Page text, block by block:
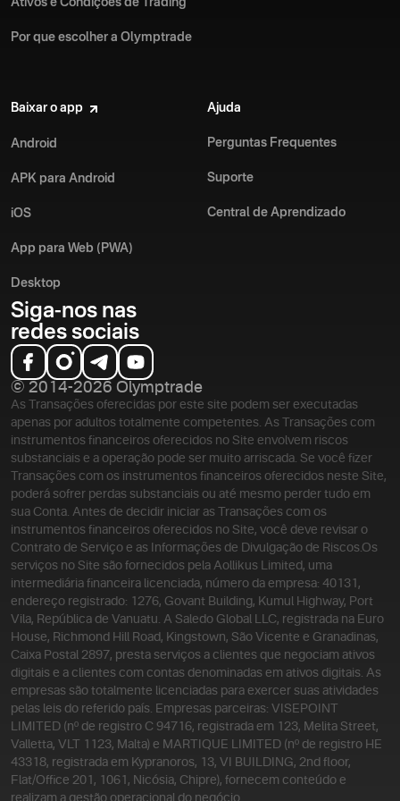
Ativos e Condições de Trading
Por que escolher a Olymptrade
Baixar o app
Android
APK para Android
iOS
App para Web (PWA)
Desktop
Ajuda
Perguntas Frequentes
Suporte
Central de Aprendizado
Siga-nos nas
redes sociais
© 2014-2026 Olymptrade
As Transações oferecidas por este site podem ser executadas
apenas por adultos totalmente competentes. As Transações com
instrumentos financeiros oferecidos no Site envolvem riscos
substanciais e a operação pode ser muito arriscada. Se você fizer
Transações com os instrumentos financeiros oferecidos neste Site,
poderá sofrer perdas substanciais ou até mesmo perder tudo em
sua Conta. Antes de decidir iniciar as Transações com os
instrumentos financeiros oferecidos no Site, você deve revisar o
Contrato de Serviço e as Informações de Divulgação de Riscos.Os
serviços no Site são fornecidos pela Aollikus Limited, uma
intermediária financeira licenciada, número da empresa: 40131,
endereço registrado: 1276, Govant Building, Kumul Highway, Port
Vila, República de Vanuatu. A Saledo Global LLC, registrada na Euro
House, Richmond Hill Road, Kingstown, São Vicente e Granadinas,
Caixa Postal 2897, presta serviços a clientes que negociam ativos
digitais e a clientes com contas denominadas em ativos digitais. As
empresas são totalmente licenciadas para exercer suas atividades
pelas leis do referido país. Empresas parceiras: VISEPOINT
LIMITED (nº de registro C 94716, registrada em 123, Melita Street,
Valletta, VLT 1123, Malta) e MARTIQUE LIMITED (nº de registro HE
43318, registrada em Kypranoros, 13, VI BUILDING, 2nd floor,
Flat/Office 201, 1061, Nicósia, Chipre), fornecem conteúdo e
realizam a gestão operacional do negócio.